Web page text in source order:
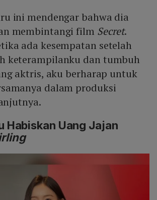
ini mendengar bahwa dia
membintangi film Secret.
ada kesempatan setelah
keterampilanku dan tumbuh
aktris, aku berharap untuk
dalam produksi
Habiskan Uang Jajan